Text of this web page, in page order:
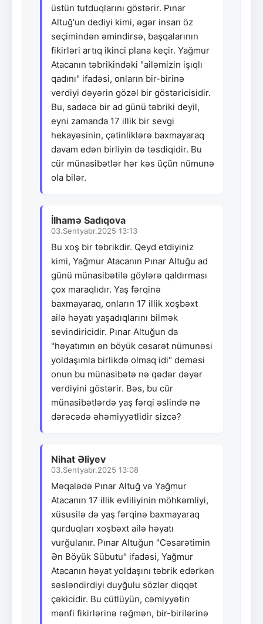
üstün tutduqlarını göstərir. Pınar
Altuğ'un dediyi kimi, əgər insan öz
seçimindən əmindirsə, başqalarının
fikirləri artıq ikinci plana keçir. Yağmur
Atacanın təbrikindəki "ailəmizin işıqlı
qadını" ifadəsi, onların bir-birinə
verdiyi dəyərin gözəl bir göstəricisidir.
Bu, sadəcə bir ad günü təbriki deyil,
eyni zamanda 17 illik bir sevgi
hekayəsinin, çətinliklərə baxmayaraq
davam edən birliyin də təsdiqidir. Bu
cür münasibətlər hər kəs üçün nümunə
ola bilər.
İlhamə Sadıqova
03.Sentyabr.2025 13:13
Bu xoş bir təbrikdir. Qeyd etdiyiniz
kimi, Yağmur Atacanın Pınar Altuğu ad
günü münasibətilə göylərə qaldırması
çox maraqlıdır. Yaş fərqinə
baxmayaraq, onların 17 illik xoşbəxt
ailə həyatı yaşadıqlarını bilmək
sevindiricidir. Pınar Altuğun da
"həyatımın ən böyük cəsarət nümunəsi
yoldaşımla birlikdə olmaq idi" deməsi
onun bu münasibətə nə qədər dəyər
verdiyini göstərir. Bəs, bu cür
münasibətlərdə yaş fərqi əslində nə
dərəcədə əhəmiyyətlidir sizcə?
Nihat Əliyev
03.Sentyabr.2025 13:08
Məqalədə Pınar Altuğ və Yağmur
Atacanın 17 illik evliliyinin möhkəmliyi,
xüsusilə də yaş fərqinə baxmayaraq
qurduqları xoşbəxt ailə həyatı
vurğulanır. Pınar Altuğun "Cəsarətimin
Ən Böyük Sübutu" ifadəsi, Yağmur
Atacanın həyat yoldaşını təbrik edərkən
səsləndirdiyi duyğulu sözlər diqqət
çəkicidir. Bu cütlüyün, cəmiyyətin
mənfi fikirlərinə rəğmən, bir-birilərinə